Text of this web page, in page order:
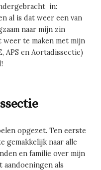
in:
al is dat weer een van
naar mijn zin
te maken met mijn
APS en Aortadissectie)
opgezet. Ten eerste
gemakkelijk naar alle
en familie over mijn
als